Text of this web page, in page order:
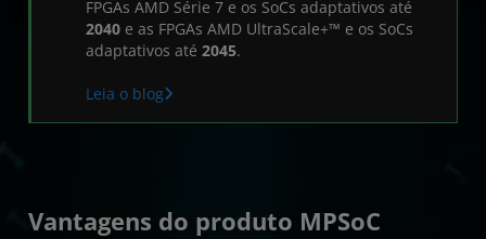
FPGAs AMD Série 7 e os SoCs adaptativos até
2040 e as FPGAs AMD UltraScale+™ e os SoCs
adaptativos até 2045.
Leia o blog
Vantagens do produto MPSoC